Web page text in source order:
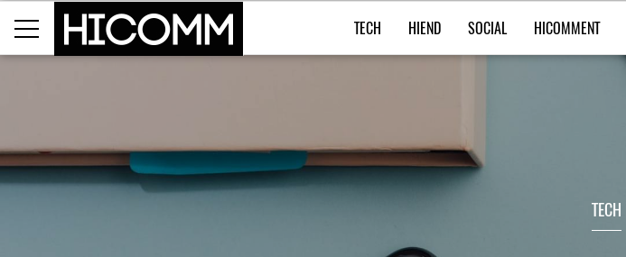
TECH HIEND SOCIAL HICOMMENT
TECH